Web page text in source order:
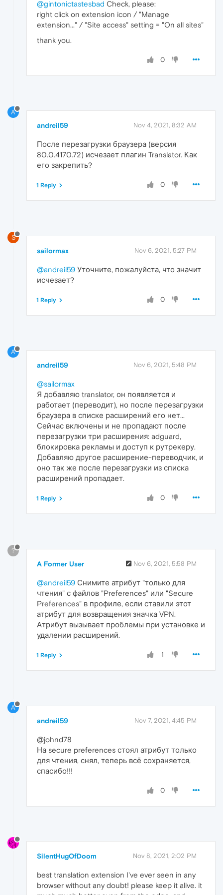
@gintonictastesbad Check, please:
right click on extension icon / "Manage
extension..." / "Site access" setting = "On all sites"
thank you.
0
A
andreil59 Nov 4, 2021, 8:32 AM
После перезагрузки браузера (версия
80.0.4170.72) исчезает плагин Translator. Как
его закрепить?
0
1 Reply
S
sailormax Nov 6, 2021, 5:27 PM
@andreil59 Уточните, пожалуйста, что значит
исчезает?
0
1 Reply
A
andreil59 Nov 6, 2021, 5:48 PM
@sailormax
Я добавляю translator, он появляется и
работает (переводит), но после перезагрузки
браузера в списке расширений его нет...
Сейчас включены и не пропадают после
перезагрузки три расширения: adguard,
блокировка рекламы и доступ к рутрекеру.
Добавляю другое расширение-переводчик, и
оно так же после перезагрузки из списка
расширений пропадает.
0
1 Reply
?
A Former User Nov 6, 2021, 5:58 PM
@andreil59 Снимите атрибут "только для
чтения" с файлов "Preferences" или "Secure
Preferences" в профиле, если ставили этот
атрибут для возвращения значка VPN.
Атрибут вызывает проблемы при установке и
удалении расширений.
1
1 Reply
A
andreil59 Nov 7, 2021, 4:45 PM
@johnd78
На secure preferences стоял атрибут только
для чтения, снял, теперь всё сохраняется,
спасибо!!!
0
SilentHugOfDoom Nov 8, 2021, 2:02 PM
best translation extension I've ever seen in any
browser without any doubt! please keep it alive. it